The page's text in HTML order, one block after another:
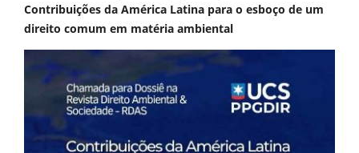
Contribuições da América Latina para o esboço de um
direito comum em matéria ambiental